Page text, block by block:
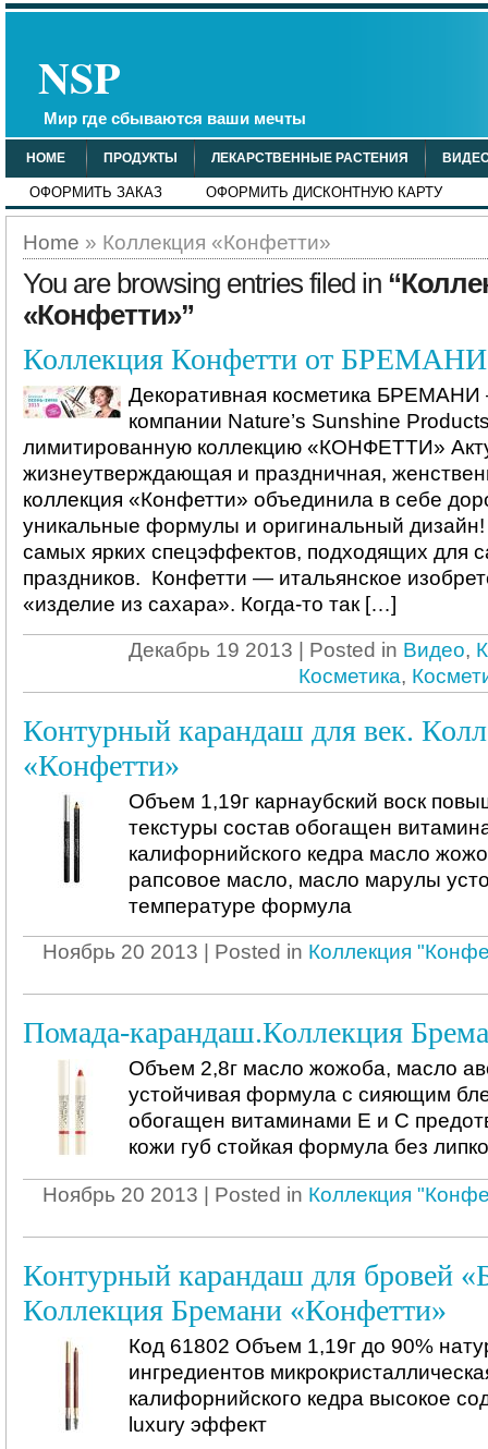
NSP
Мир где сбываются ваши мечты
HOME ПРОДУКТЫ ЛЕКАРСТВЕННЫЕ РАСТЕНИЯ
ОФОРМИТЬ ЗАКАЗ ОФОРМИТЬ ДИСКОНТНУЮ КАРТУ
Home » Коллекция «Конфетти»
You are browsing entries filed in
«Конфетти»”
Коллекция Конфетти от БРЕМАНИ
Декоративная косметика
компании Nature’s Sunshine
лимитированную коллекцию «КОНФЕТТИ»
жизнеутверждающая и праздничная,
коллекция «Конфетти» объединила в себе
уникальные формулы и оригинальный
самых ярких спецэффектов, подходящих для
праздников. Конфетти — итальянское
«изделие из сахара». Когда-то так […]
Декабрь 19 2013 | Posted in Видео,
Косметика,
Контурный карандаш для век.
«Конфетти»
Объем 1,19г карнаубский воск
текстуры состав обогащен
калифорнийского кедра масло
рапсовое масло, масло марулы
температуре формула
Ноябрь 20 2013 | Posted in Коллекция
Помада-карандаш.Коллекция
Объем 2,8г масло жожоба, масло
устойчивая формула с сияющим
обогащен витаминами Е и С
кожи губ стойкая формула без
Ноябрь 20 2013 | Posted in Коллекция
Контурный карандаш для бровей
Коллекция Бремани «Конфетти»
Код 61802 Объем 1,19г до 90%
ингредиентов
калифорнийского кедра высокое
luxury эффект